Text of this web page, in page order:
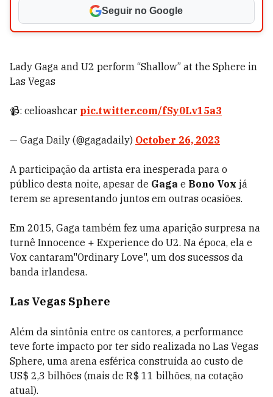
Seguir no Google
Lady Gaga and U2 perform “Shallow” at the Sphere in
Las Vegas
📹: celioashcar pic.twitter.com/fSy0Lv15a3
— Gaga Daily (@gagadaily) October 26, 2023
A participação da artista era inesperada para o
público desta noite, apesar de Gaga e Bono Vox já
terem se apresentando juntos em outras ocasiões.
Em 2015, Gaga também fez uma aparição surpresa na
turnê Innocence + Experience do U2. Na época, ela e
Vox cantaram"Ordinary Love", um dos sucessos da
banda irlandesa.
Las Vegas Sphere
Além da sintônia entre os cantores, a performance
teve forte impacto por ter sido realizada no Las Vegas
Sphere, uma arena esférica construída ao custo de
US$ 2,3 bilhões (mais de R$ 11 bilhões, na cotação
atual).